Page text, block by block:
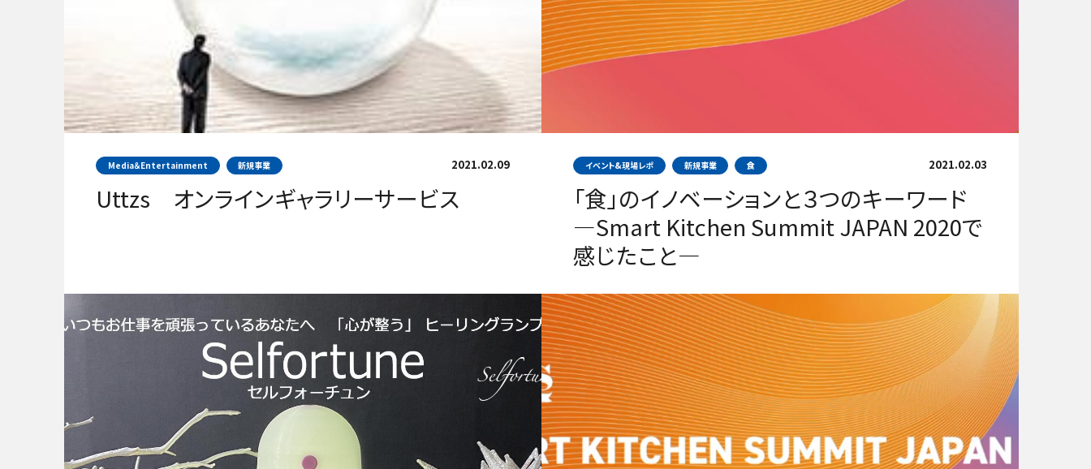
Media＆Entertainment 新規事業
Uttzs オンラインギャラリーサービス
2021.02.09 イベント&現場レポ 新規事業 食
「食」のイノベーションと３つのキーワード
―Smart Kitchen Summit JAPAN 2020で
感じたこと―
2021.02.03